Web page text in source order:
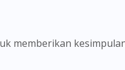
memberikan